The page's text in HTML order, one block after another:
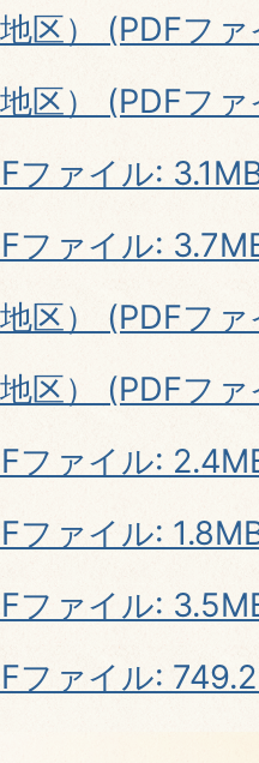
区） (PDFフ
区） (PDFフ
ファイル:
ファイル:
区） (PDFフ
区） (PDFフ
ファイル:
ファイル:
ファイル:
ファイル: